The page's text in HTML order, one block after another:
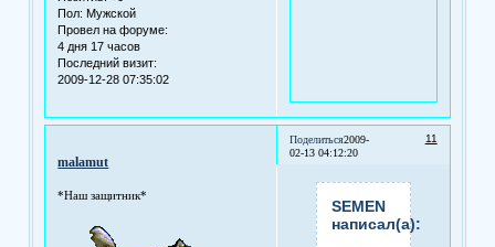
Пол: Мужской
Провел на форуме:
4 дня 17 часов
Последний визит:
2009-12-28 07:35:02
Поделиться 11
2009-
02-13 04:12:20
malamut
*Наш защитник*
SEMEN
написал(а):